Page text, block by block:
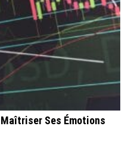
Ses Émotions